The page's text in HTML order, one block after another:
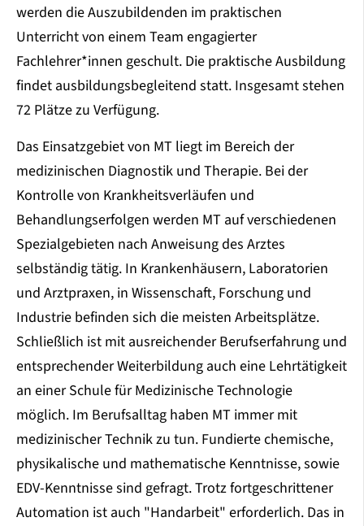
werden die Auszubildenden im praktischen
Unterricht von einem Team engagierter
Fachlehrer*innen geschult. Die praktische Ausbildung
findet ausbildungsbegleitend statt. Insgesamt stehen
72 Plätze zu Verfügung.
Das Einsatzgebiet von MT liegt im Bereich der
medizinischen Diagnostik und Therapie. Bei der
Kontrolle von Krankheitsverläufen und
Behandlungserfolgen werden MT auf verschiedenen
Spezialgebieten nach Anweisung des Arztes
selbständig tätig. In Krankenhäusern, Laboratorien
und Arztpraxen, in Wissenschaft, Forschung und
Industrie befinden sich die meisten Arbeitsplätze.
Schließlich ist mit ausreichender Berufserfahrung und
entsprechender Weiterbildung auch eine Lehrtätigkeit
an einer Schule für Medizinische Technologie
möglich. Im Berufsalltag haben MT immer mit
medizinischer Technik zu tun. Fundierte chemische,
physikalische und mathematische Kenntnisse, sowie
EDV-Kenntnisse sind gefragt. Trotz fortgeschrittener
Automation ist auch "Handarbeit" erforderlich. Das in